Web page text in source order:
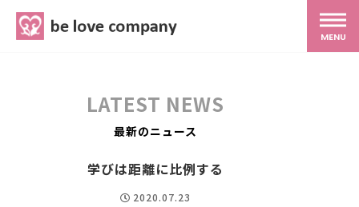
MENU
LATEST NEWS
最新のニュース
学びは距離に比例する
2020.07.23